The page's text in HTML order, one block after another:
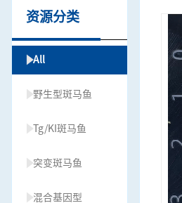
资源分类
All
野生型斑马鱼
Tg/KI斑马鱼
突变斑马鱼
混合基因型